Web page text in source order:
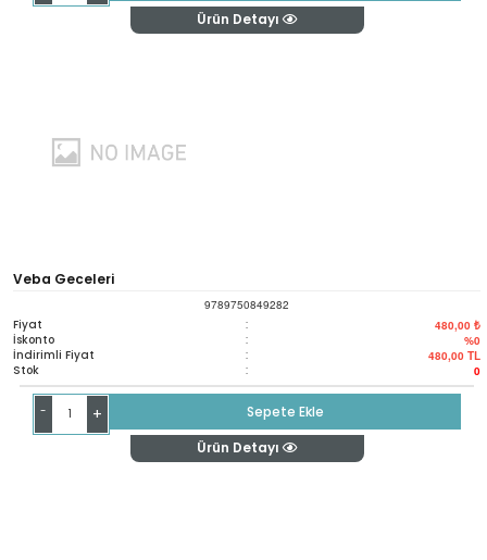
Ürün Detayı
Veba Geceleri
9789750849282
Fiyat : 480,00 ₺
İskonto : %0
İndirimli Fiyat : 480,00 TL
Stok : 0
- +
Sepete Ekle
Ürün Detayı